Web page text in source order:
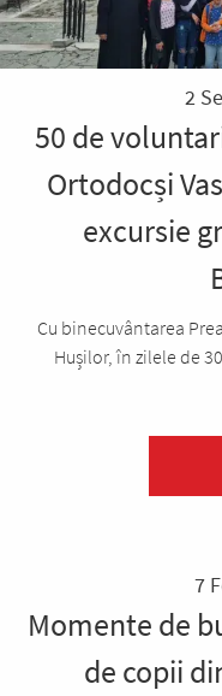
2
50 de
Ortodocși
excursie
Cu binecuvântarea
Hușilor, în zilele de
7
Momente de
de copii